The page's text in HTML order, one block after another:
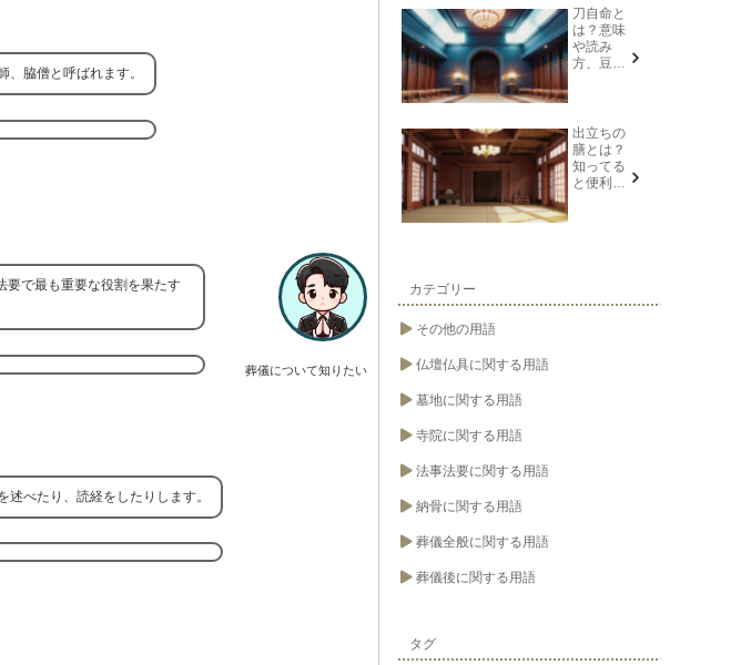
脇僧と呼ばれます。
葬儀について知りたい
要で最も重要な役割を果たす
べたり、読経をしたりします。
説
刀自命と
は？意味
や読み
方、豆知
出立ちの
膳とは？
知ってる
と便利な
カテゴリー
その他の用語
仏壇仏具に関する用語
墓地に関する用語
寺院に関する用語
法事法要に関する用語
納骨に関する用語
葬儀全般に関する用語
葬儀後に関する用語
タグ